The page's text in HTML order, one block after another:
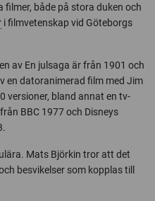
filmer, både på stora duken och
i filmvetenskap vid Göteborgs
av En julsaga är från 1901 och
en datoranimerad film med Jim
versioner, bland annat en tv-
BBC 1977 och Disneys
Mats Björkin tror att det
besvikelser som kopplas till